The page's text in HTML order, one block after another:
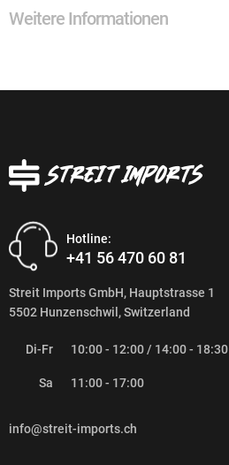
Weitere Informationen
Hotline:
+41 56 470 60 81
Streit Imports GmbH, Hauptstrasse 1
5502 Hunzenschwil, Switzerland
Di-Fr 10:00 - 12:00 / 14:00 - 18:30
Sa 11:00 - 17:00
info@streit-imports.ch